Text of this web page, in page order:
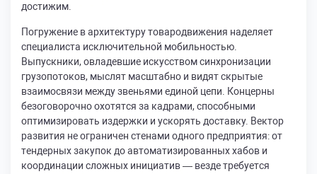
достижим.
Погружение в архитектуру товародвижения наделяет
специалиста исключительной мобильностью.
Выпускники, овладевшие искусством синхронизации
грузопотоков, мыслят масштабно и видят скрытые
взаимосвязи между звеньями единой цепи. Концерны
безоговорочно охотятся за кадрами, способными
оптимизировать издержки и ускорять доставку. Вектор
развития не ограничен стенами одного предприятия: от
тендерных закупок до автоматизированных хабов и
координации сложных инициатив — везде требуется